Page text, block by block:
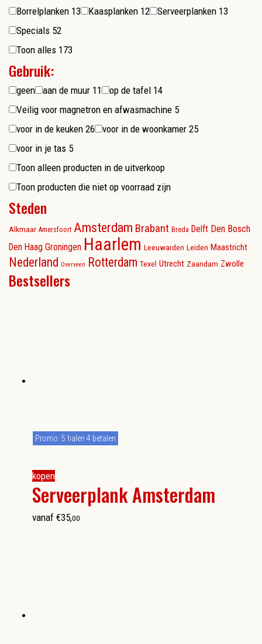
Borrelplanken 13 Kaasplanken 12 Serveerplanken 13
Specials 52
Toon alles 173
Gebruik:
geen aan de muur 11 op de tafel 14
Veilig voor magnetron en afwasmachine 5
voor in de keuken 26 voor in de woonkamer 25
voor in je tas 5
Toon alleen producten in de uitverkoop
Toon producten die niet op voorraad zijn
Steden
Alkmaar Amersfoort Amsterdam Brabant Breda Delft Den Bosch
Den Haag Groningen Haarlem Leeuwarden Leiden Maastricht
Nederland Overveen Rotterdam Texel Utrecht Zaandam Zwolle
Bestsellers
kopen
Serveerplank Amsterdam
Promo: 5 halen 4 betalen
vanaf €35,00